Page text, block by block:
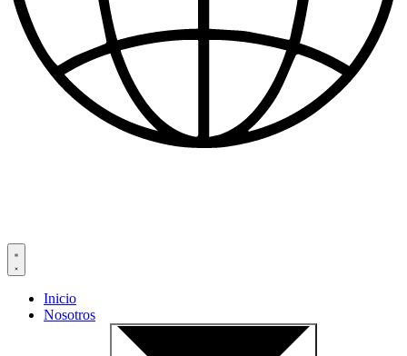
Inicio
Nosotros